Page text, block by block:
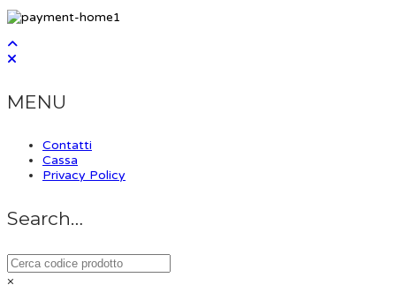
MENU
Contatti
Cassa
Privacy Policy
Search…
×